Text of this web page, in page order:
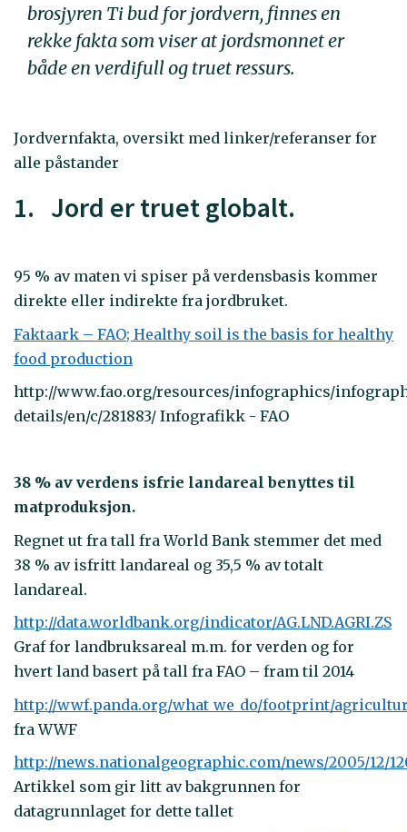
brosjyren Ti bud for jordvern, finnes en
rekke fakta som viser at jordsmonnet er
både en verdifull og truet ressurs.
Jordvernfakta, oversikt med linker/referanser for
alle påstander
1. Jord er truet globalt.
95 % av maten vi spiser på verdensbasis kommer
direkte eller indirekte fra jordbruket.
Faktaark – FAO; Healthy soil is the basis for healthy
food production
http://www.fao.org/resources/infographics/
details/en/c/281883/ Infografikk - FAO
38 % av verdens isfrie landareal benyttes til
matproduksjon.
Regnet ut fra tall fra World Bank stemmer det med
38 % av isfritt landareal og 35,5 % av totalt
landareal.
http://data.worldbank.org/indicator/AG.LND.AGRI.ZS
Graf for landbruksareal m.m. for verden og for
hvert land basert på tall fra FAO – fram til 2014
http://wwf.panda.org/what_we_do/footprint/
fra WWF
http://news.nationalgeographic.com/news/2005/12/
Artikkel som gir litt av bakgrunnen for
datagrunnlaget for dette tallet